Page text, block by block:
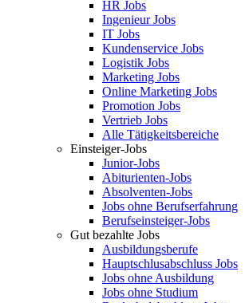
HR Jobs
Ingenieur Jobs
IT Jobs
Kundenservice Jobs
Logistik Jobs
Marketing Jobs
Online Marketing Jobs
Promotion Jobs
Vertrieb Jobs
Alle Tätigkeitsbereiche
Einsteiger-Jobs
Junior-Jobs
Abiturienten-Jobs
Absolventen-Jobs
Jobs ohne Berufserfahrung
Berufseinsteiger-Jobs
Gut bezahlte Jobs
Ausbildungsberufe
Hauptschlusabschluss Jobs
Jobs ohne Ausbildung
Jobs ohne Studium